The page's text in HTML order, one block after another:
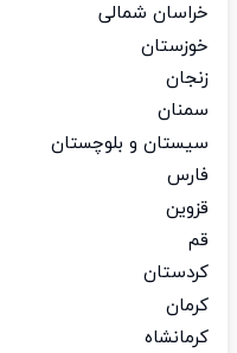
خراسان شمالی
خوزستان
زنجان
سمنان
سیستان و بلوچستان
فارس
قزوین
قم
کردستان
کرمان
کرمانشاه